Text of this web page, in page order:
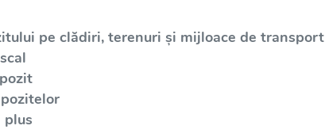
pe clădiri, terenuri și mijloace de transport
plus